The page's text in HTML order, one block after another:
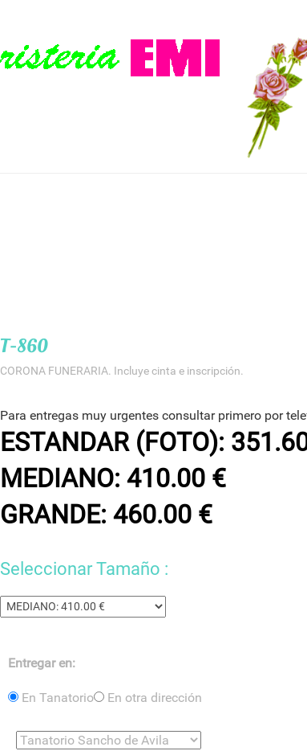
T-860
CORONA FUNERARIA. Incluye cinta e inscripción.
Para entregas muy urgentes consultar primero por
ESTANDAR (FOTO):
MEDIANO: 410.00 €
GRANDE: 460.00 €
Seleccionar Tamaño :
Entregar en:
En Tanatorio En otra dirección